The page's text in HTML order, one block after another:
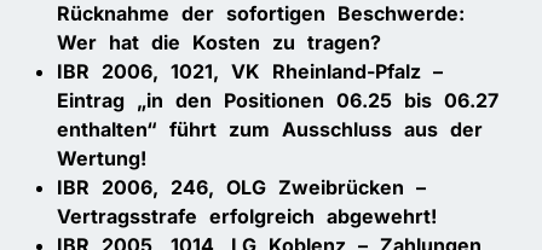
Rücknahme der sofortigen Beschwerde:
Wer hat die Kosten zu tragen?
IBR 2006, 1021, VK Rheinland-Pfalz –
Eintrag „in den Positionen 06.25 bis 06.27
enthalten“ führt zum Ausschluss aus der
Wertung!
IBR 2006, 246, OLG Zweibrücken –
Vertragsstrafe erfolgreich abgewehrt!